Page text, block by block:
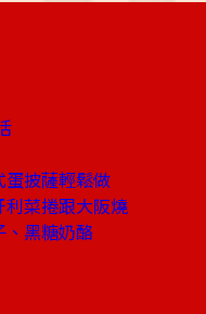
披薩輕鬆做
菜捲跟大阪燒
黑糖奶酪